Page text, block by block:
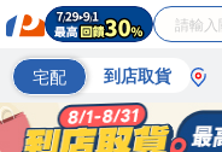
宅配 到店取貨